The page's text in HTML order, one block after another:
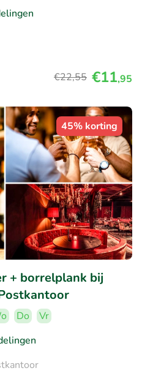
€22,55 €11,95
45% korting
+ borrelplank bij
Do
Vr